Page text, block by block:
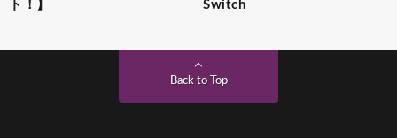
ト！】
Switch
Back to Top